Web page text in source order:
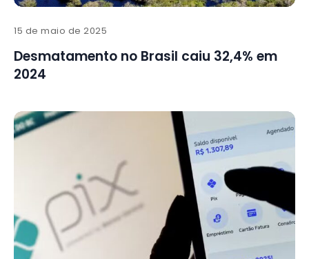
15 de maio de 2025
Desmatamento no Brasil caiu 32,4% em
2024